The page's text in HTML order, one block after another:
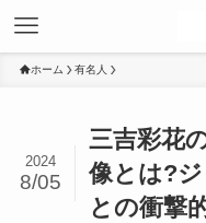
ホーム 有名人
三吉彩花
像とは?
との衝撃
2024
8/05